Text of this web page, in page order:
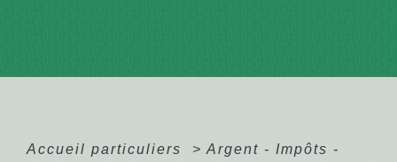
Accueil particuliers > Argent - Impôts -